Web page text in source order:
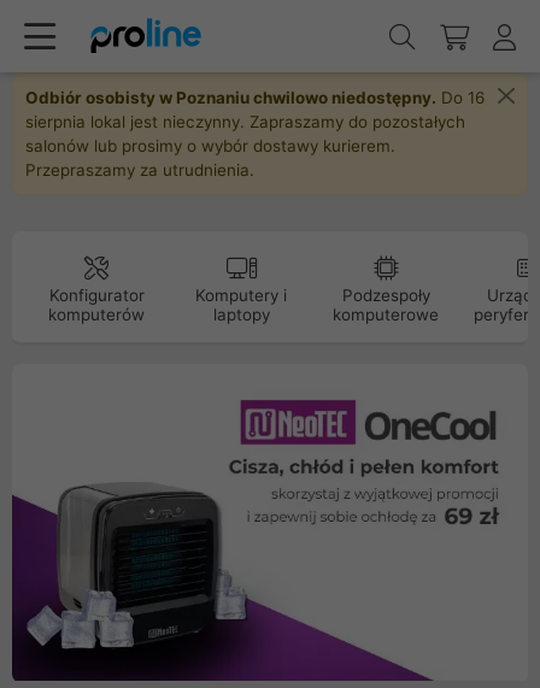
Odbiór osobisty w Poznaniu chwilowo niedostępny. Do 16
sierpnia lokal jest nieczynny. Zapraszamy do pozostałych
salonów lub prosimy o wybór dostawy kurierem.
Przepraszamy za utrudnienia.
Konfigurator
komputerów
Komputery i
laptopy
Podzespoły
komputerowe